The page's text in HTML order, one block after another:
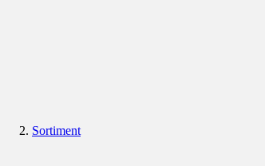
Sortiment